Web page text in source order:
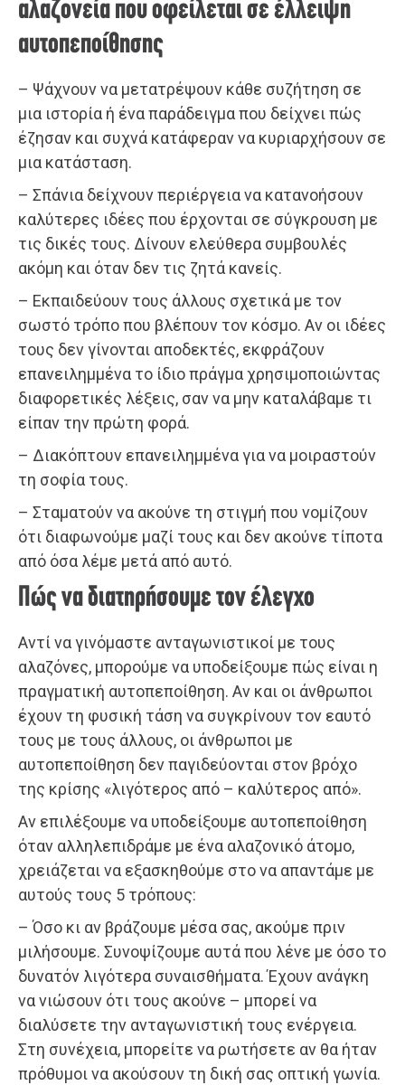
αλαζονεία που οφείλεται σε έλλειψη
αυτοπεποίθησης
– Ψάχνουν να μετατρέψουν κάθε συζήτηση σε
μια ιστορία ή ένα παράδειγμα που δείχνει πώς
έζησαν και συχνά κατάφεραν να κυριαρχήσουν σε
μια κατάσταση.
– Σπάνια δείχνουν περιέργεια να κατανοήσουν
καλύτερες ιδέες που έρχονται σε σύγκρουση με
τις δικές τους. Δίνουν ελεύθερα συμβουλές
ακόμη και όταν δεν τις ζητά κανείς.
– Εκπαιδεύουν τους άλλους σχετικά με τον
σωστό τρόπο που βλέπουν τον κόσμο. Αν οι ιδέες
τους δεν γίνονται αποδεκτές, εκφράζουν
επανειλημμένα το ίδιο πράγμα χρησιμοποιώντας
διαφορετικές λέξεις, σαν να μην καταλάβαμε τι
είπαν την πρώτη φορά.
– Διακόπτουν επανειλημμένα για να μοιραστούν
τη σοφία τους.
– Σταματούν να ακούνε τη στιγμή που νομίζουν
ότι διαφωνούμε μαζί τους και δεν ακούνε τίποτα
από όσα λέμε μετά από αυτό.
Πώς να διατηρήσουμε τον έλεγχο
Αντί να γινόμαστε ανταγωνιστικοί με τους
αλαζόνες, μπορούμε να υποδείξουμε πώς είναι η
πραγματική αυτοπεποίθηση. Αν και οι άνθρωποι
έχουν τη φυσική τάση να συγκρίνουν τον εαυτό
τους με τους άλλους, οι άνθρωποι με
αυτοπεποίθηση δεν παγιδεύονται στον βρόχο
της κρίσης «λιγότερος από – καλύτερος από».
Αν επιλέξουμε να υποδείξουμε αυτοπεποίθηση
όταν αλληλεπιδράμε με ένα αλαζονικό άτομο,
χρειάζεται να εξασκηθούμε στο να απαντάμε με
αυτούς τους 5 τρόπους:
– Όσο κι αν βράζουμε μέσα σας, ακούμε πριν
μιλήσουμε. Συνοψίζουμε αυτά που λένε με όσο το
δυνατόν λιγότερα συναισθήματα. Έχουν ανάγκη
να νιώσουν ότι τους ακούνε – μπορεί να
διαλύσετε την ανταγωνιστική τους ενέργεια.
Στη συνέχεια, μπορείτε να ρωτήσετε αν θα ήταν
πρόθυμοι να ακούσουν τη δική σας οπτική γωνία.